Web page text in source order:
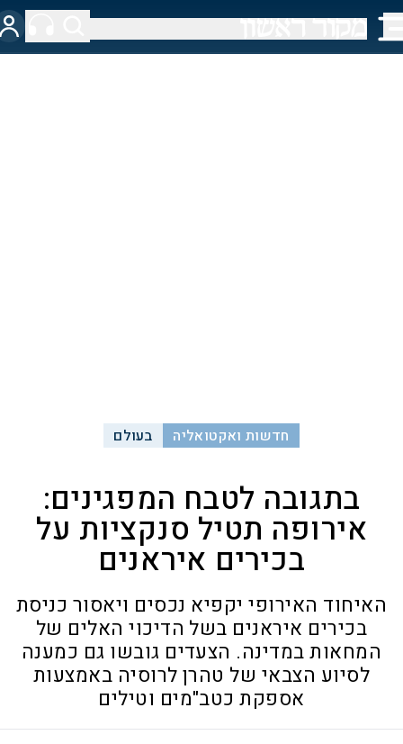
חדשות ואקטואליה בעולם
בתגובה לטבח המפגינים:
אירופה תטיל סנקציות על
בכירים איראנים
האיחוד האירופי יקפיא נכסים ויאסור כניסת
בכירים איראנים בשל הדיכוי האלים של
המחאות במדינה. הצעדים גובשו גם כמענה
לסיוע הצבאי של טהרן לרוסיה באמצעות
אספקת כטב"מים וטילים